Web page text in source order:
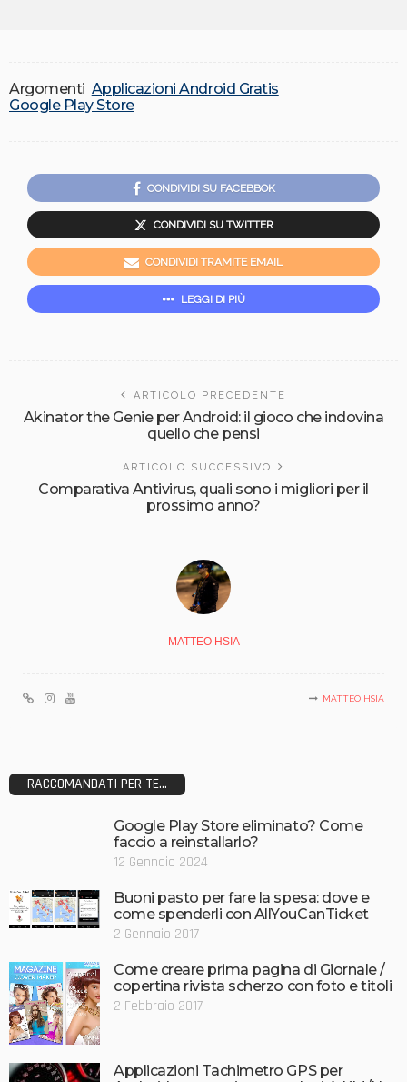
Argomenti Applicazioni Android Gratis
Google Play Store
CONDIVIDI SU FACEBBOK
CONDIVIDI SU TWITTER
CONDIVIDI TRAMITE EMAIL
LEGGI DI PIÙ
ARTICOLO PRECEDENTE
Akinator the Genie per Android: il gioco che indovina
quello che pensi
ARTICOLO SUCCESSIVO
Comparativa Antivirus, quali sono i migliori per il
prossimo anno?
MATTEO HSIA
MATTEO HSIA
RACCOMANDATI PER TE...
Google Play Store eliminato? Come
faccio a reinstallarlo?
12 Gennaio 2024
Buoni pasto per fare la spesa: dove e
come spenderli con AllYouCanTicket
2 Gennaio 2017
Come creare prima pagina di Giornale /
copertina rivista scherzo con foto e titoli
2 Febbraio 2017
Applicazioni Tachimetro GPS per